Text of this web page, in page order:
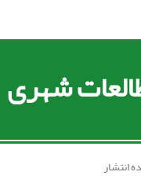
شهری
انتشار